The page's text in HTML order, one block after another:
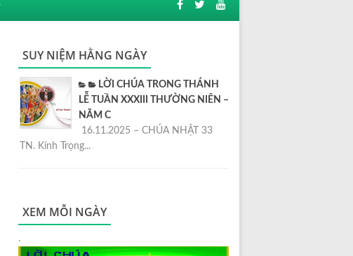
SUY NIỆM HẰNG NGÀY
LỜI CHÚA TRONG THÁNH
LỄ TUẦN XXXIII THƯỜNG NIÊN –
NĂM C
16.11.2025 – CHÚA NHẬT 33
TN. Kính Trọng...
XEM MỖI NGÀY
.